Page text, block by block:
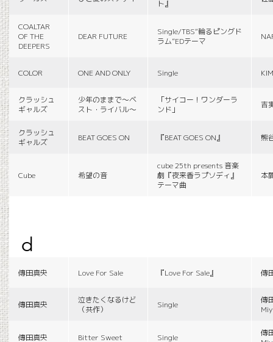
ト』
COALTAR
OF THE
DEEPERS
DEAR FUTURE
Single/TBS“輪るピングド
ラム”EDテーマ
COLOR ONE AND ONLY Single
クラッシュ
ギャルズ
少年のままで〜ベ
スト・ライバル〜
「サイコー！ワンダーラ
ンド」
吉
クラッシュ
ギャルズ
BEAT GOES ON 『BEAT GOES ON』 熊
Cube 希望の音
cube 25th presents 音楽
劇『夜来香ラプソディ』
テーマ曲
本
d
傳田真央 Love For Sale 『Love For Sale』 傳
傳田真央
泣きたくなるけど
（共作）
Single
傳
傳田真央 Bitter Sweet Single
傳